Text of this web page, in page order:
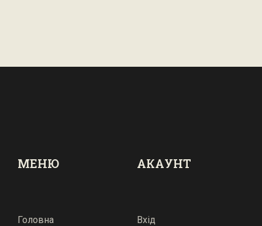
МЕНЮ
Головна
АКАУНТ
Вхід